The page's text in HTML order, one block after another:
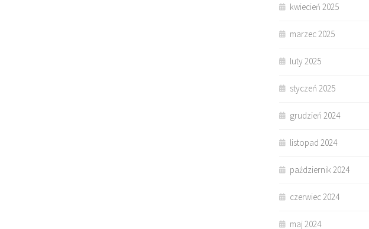
kwiecień 2025
marzec 2025
luty 2025
styczeń 2025
grudzień 2024
listopad 2024
październik 2024
czerwiec 2024
maj 2024